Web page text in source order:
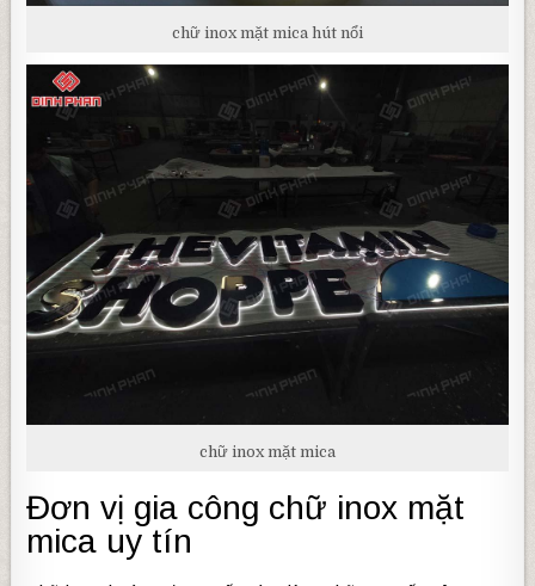
chữ inox mặt mica hút nổi
chữ inox mặt mica
Đơn vị gia công chữ inox mặt
mica uy tín